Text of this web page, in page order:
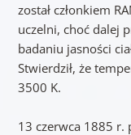
został członkiem
uczelni, choć dalej
badaniu jasności
Stwierdził, że
3500 K.
13 czerwca 1885 r.